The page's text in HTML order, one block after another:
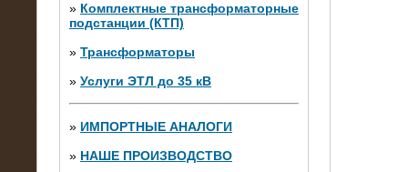
» Комплектные трансформаторные
подстанции (КТП)
» Трансформаторы
» Услуги ЭТЛ до 35 кВ
» ИМПОРТНЫЕ АНАЛОГИ
» НАШЕ ПРОИЗВОДСТВО
28.02.2015
Нагрузочные модули 700 кВт (4
штуки)